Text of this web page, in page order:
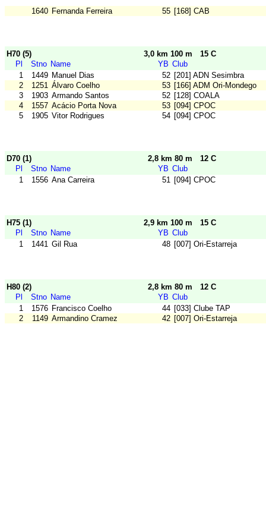
1640 Fernanda Ferreira 55 [168] CAB
H70 (5) 3,0 km 100 m
15 C
Pl
Stno Name YB Club
1
1449 Manuel Dias 52 [201] ADN Sesimbra
2
1251 Álvaro Coelho 53 [166] ADM Ori-Mondego
3
1903 Armando Santos 52 [128] COALA
4
1557 Acácio Porta Nova 53 [094] CPOC
5
1905 Vitor Rodrigues 54 [094] CPOC
D70 (1) 2,8 km 80 m
12 C
Pl
Stno Name YB Club
1
1556 Ana Carreira 51 [094] CPOC
H75 (1) 2,9 km 100 m
15 C
Pl
Stno Name YB Club
1
1441 Gil Rua 48 [007] Ori-Estarreja
H80 (2) 2,8 km 80 m
12 C
Pl
Stno Name YB Club
1
1576 Francisco Coelho 44 [033] Clube TAP
2
1149 Armandino Cramez 42 [007] Ori-Estarreja